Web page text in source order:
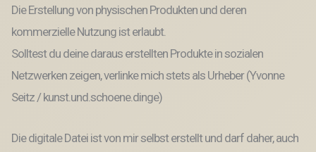
Die Erstellung von physischen Produkten und deren
kommerzielle Nutzung ist erlaubt.
Solltest du deine daraus erstellten Produkte in sozialen
Netzwerken zeigen, verlinke mich stets als Urheber (Yvonne
Seitz / kunst.und.schoene.dinge)
Die digitale Datei ist von mir selbst erstellt und darf daher, auch